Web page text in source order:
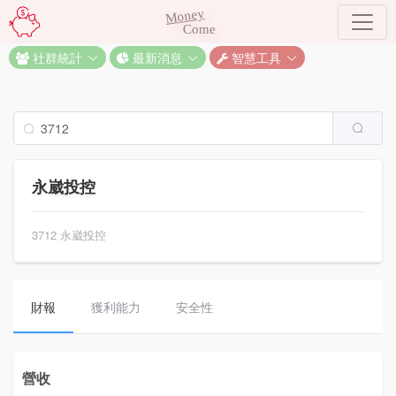
Money
Come
社群統計 最新消息 智慧工具
永崴投控
3712 永崴投控
財報 獲利能力 安全性
營收